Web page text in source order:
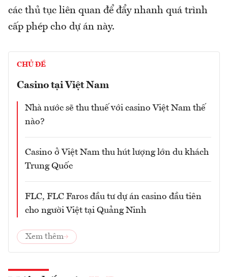
các thủ tục liên quan để đẩy nhanh quá trình
cấp phép cho dự án này.
CHỦ ĐỀ
Casino tại Việt Nam
Nhà nước sẽ thu thuế với casino Việt Nam thế
nào?
Casino ở Việt Nam thu hút lượng lớn du khách
Trung Quốc
FLC, FLC Faros đầu tư dự án casino đầu tiên
cho người Việt tại Quảng Ninh
Xem thêm